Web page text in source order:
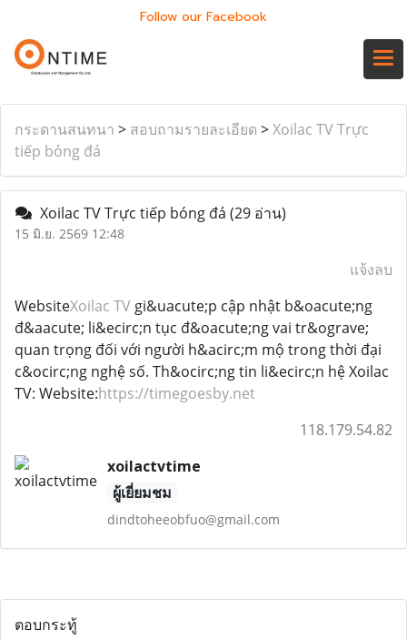
Follow our Facebook
กระดานสนทนา > สอบถามรายละเอียด >Xoilac TV Trực
tiếp bóng đá
Xoilac TV Trực tiếp bóng đá (29 อ่าน)
15 มิ.ย. 2569 12:48
แจ้งลบ
WebsiteXoilac TV gi&uacute;p cập nhật b&oacute;ng
đ&aacute; li&ecirc;n tục đ&oacute;ng vai tr&ograve;
quan trọng đối với người h&acirc;m mộ trong thời đại
c&ocirc;ng nghệ số. Th&ocirc;ng tin li&ecirc;n hệ Xoilac
TV: Website:https://timegoesby.net
118.179.54.82
xoilactvtime
ผู้เยี่ยมชม
dindtoheeobfuo@gmail.com
ตอบกระทู้